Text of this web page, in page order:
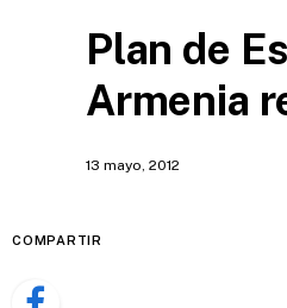
Plan de
Armenia
13 mayo, 2012
COMPARTIR